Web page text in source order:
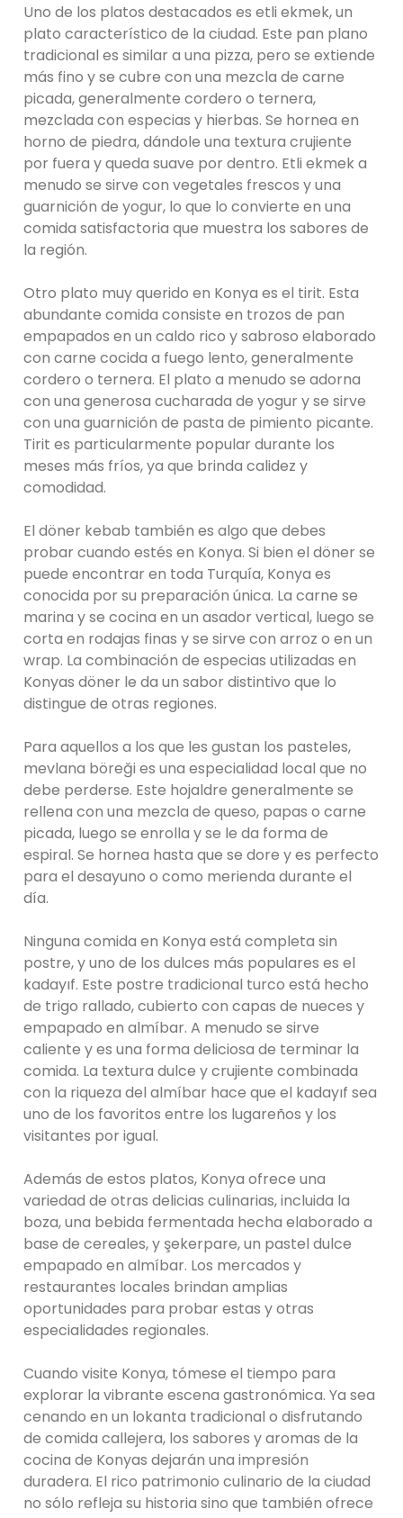
Uno de los platos destacados es etli ekmek, un
plato característico de la ciudad. Este pan plano
tradicional es similar a una pizza, pero se extiende
más fino y se cubre con una mezcla de carne
picada, generalmente cordero o ternera,
mezclada con especias y hierbas. Se hornea en
horno de piedra, dándole una textura crujiente
por fuera y queda suave por dentro. Etli ekmek a
menudo se sirve con vegetales frescos y una
guarnición de yogur, lo que lo convierte en una
comida satisfactoria que muestra los sabores de
la región.
Otro plato muy querido en Konya es el tirit. Esta
abundante comida consiste en trozos de pan
empapados en un caldo rico y sabroso elaborado
con carne cocida a fuego lento, generalmente
cordero o ternera. El plato a menudo se adorna
con una generosa cucharada de yogur y se sirve
con una guarnición de pasta de pimiento picante.
Tirit es particularmente popular durante los
meses más fríos, ya que brinda calidez y
comodidad.
El döner kebab también es algo que debes
probar cuando estés en Konya. Si bien el döner se
puede encontrar en toda Turquía, Konya es
conocida por su preparación única. La carne se
marina y se cocina en un asador vertical, luego se
corta en rodajas finas y se sirve con arroz o en un
wrap. La combinación de especias utilizadas en
Konyas döner le da un sabor distintivo que lo
distingue de otras regiones.
Para aquellos a los que les gustan los pasteles,
mevlana böreği es una especialidad local que no
debe perderse. Este hojaldre generalmente se
rellena con una mezcla de queso, papas o carne
picada, luego se enrolla y se le da forma de
espiral. Se hornea hasta que se dore y es perfecto
para el desayuno o como merienda durante el
día.
Ninguna comida en Konya está completa sin
postre, y uno de los dulces más populares es el
kadayıf. Este postre tradicional turco está hecho
de trigo rallado, cubierto con capas de nueces y
empapado en almíbar. A menudo se sirve
caliente y es una forma deliciosa de terminar la
comida. La textura dulce y crujiente combinada
con la riqueza del almíbar hace que el kadayıf sea
uno de los favoritos entre los lugareños y los
visitantes por igual.
Además de estos platos, Konya ofrece una
variedad de otras delicias culinarias, incluida la
boza, una bebida fermentada hecha elaborado a
base de cereales, y şekerpare, un pastel dulce
empapado en almíbar. Los mercados y
restaurantes locales brindan amplias
oportunidades para probar estas y otras
especialidades regionales.
Cuando visite Konya, tómese el tiempo para
explorar la vibrante escena gastronómica. Ya sea
cenando en un lokanta tradicional o disfrutando
de comida callejera, los sabores y aromas de la
cocina de Konyas dejarán una impresión
duradera. El rico patrimonio culinario de la ciudad
no sólo refleja su historia sino que también ofrece